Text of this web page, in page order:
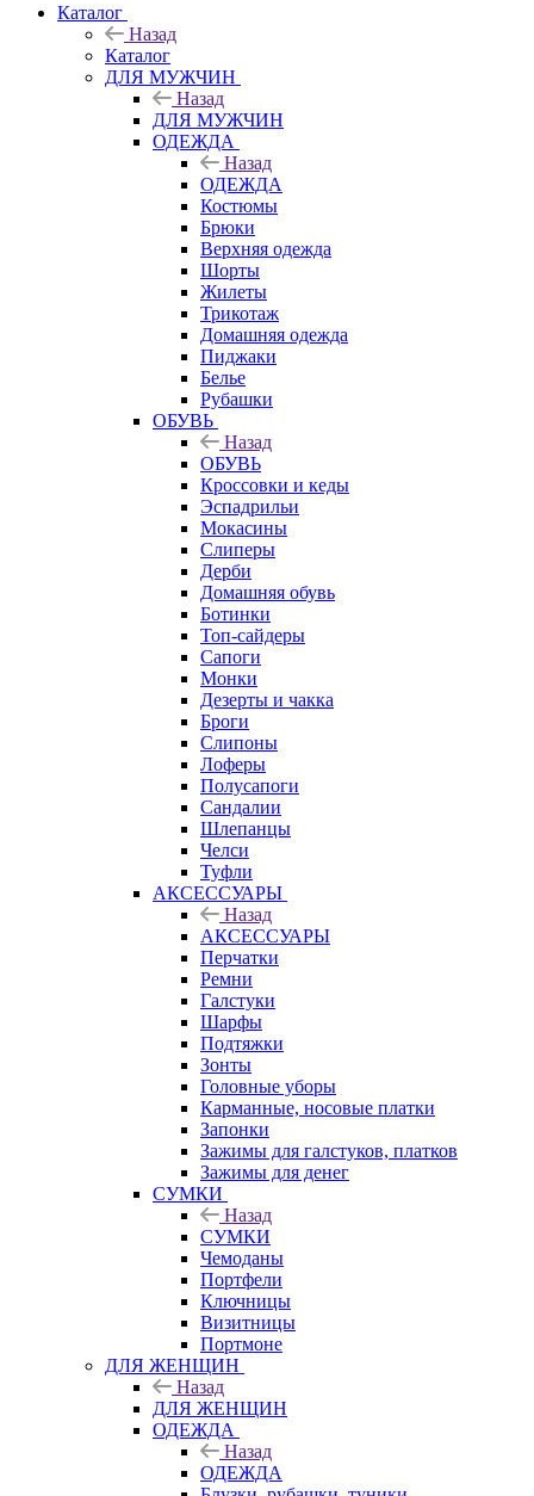
Каталог
Назад
Каталог
ДЛЯ МУЖЧИН
Назад
ДЛЯ МУЖЧИН
ОДЕЖДА
Назад
ОДЕЖДА
Костюмы
Брюки
Верхняя одежда
Шорты
Жилеты
Трикотаж
Домашняя одежда
Пиджаки
Белье
Рубашки
ОБУВЬ
Назад
ОБУВЬ
Кроссовки и кеды
Эспадрильи
Мокасины
Слиперы
Дерби
Домашняя обувь
Ботинки
Топ-сайдеры
Сапоги
Монки
Дезерты и чакка
Броги
Слипоны
Лоферы
Полусапоги
Сандалии
Шлепанцы
Челси
Туфли
АКСЕССУАРЫ
Назад
АКСЕССУАРЫ
Перчатки
Ремни
Галстуки
Шарфы
Подтяжки
Зонты
Головные уборы
Карманные, носовые платки
Запонки
Зажимы для галстуков, платков
Зажимы для денег
СУМКИ
Назад
СУМКИ
Чемоданы
Портфели
Ключницы
Визитницы
Портмоне
ДЛЯ ЖЕНЩИН
Назад
ДЛЯ ЖЕНЩИН
ОДЕЖДА
Назад
ОДЕЖДА